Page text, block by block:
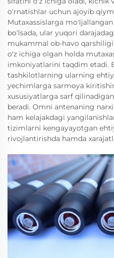
o'rnatishlar uchun ajoyib
Mutaxassislarga
bo'lsada, ular yuqori
mukammal ob-havo
o'z ichiga olgan holda
imkoniyatlarini taqdim etadi.
tashkilotlarning ularning
yechimlarga sarmoya
xususiyatlarga sarf
beradi. Omni antenaning
ham kelajakdagi
tizimlarni kengayayotgan
rivojlantirishda hamda